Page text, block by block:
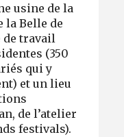
usine de la
la Belle de
de travail
(350
qui y
et un lieu
de l’atelier
festivals).